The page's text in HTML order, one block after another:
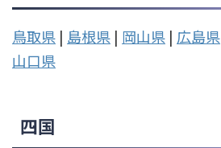
鳥取県 | 島根県 | 岡山県 | 広島県
山口県
四国